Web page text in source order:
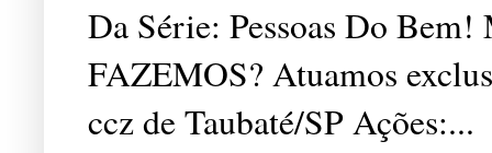
Da Série: Pessoas Do
FAZEMOS? Atuamos
ccz de Taubaté/SP Ações:...